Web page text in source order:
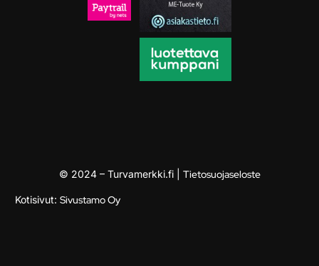
© 2024 – Turvamerkki.fi | Tietosuojaseloste
Kotisivut: Sivustamo Oy